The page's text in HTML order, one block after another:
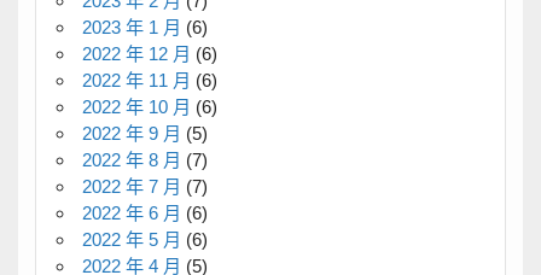
2023 年 1 月 (6)
2022 年 12 月 (6)
2022 年 11 月 (6)
2022 年 10 月 (6)
2022 年 9 月 (5)
2022 年 8 月 (7)
2022 年 7 月 (7)
2022 年 6 月 (6)
2022 年 5 月 (6)
2022 年 4 月 (5)